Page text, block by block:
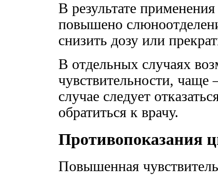
В результате
повышено
снизить дозу или
В отдельных случаях
чувствительности,
случае следует
обратиться к врачу.
Противопоказания
Повышенная